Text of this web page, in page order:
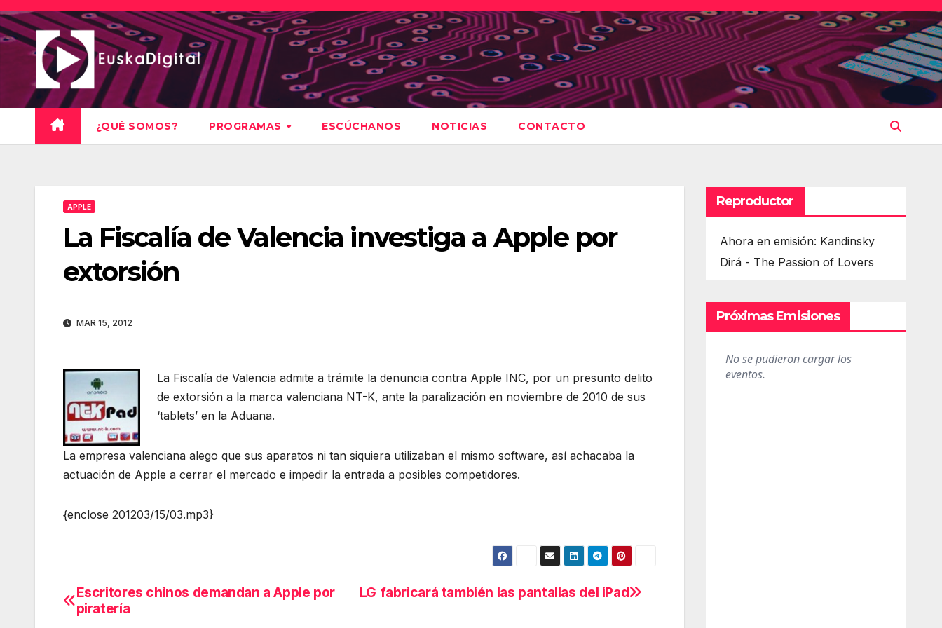
Saltar
al
contenido
¿QUÉ SOMOS? PROGRAMAS ESCÚCHANOS NOTICIAS CONTACTO
APPLE
La Fiscalía de Valencia investiga a Apple por
extorsión
MAR 15, 2012
La Fiscalía de Valencia admite a trámite la denuncia contra Apple INC, por un presunto delito
de extorsión a la marca valenciana NT-K, ante la paralización en noviembre de 2010 de sus
‘tablets’ en la Aduana.
La empresa valenciana alego que sus aparatos ni tan siquiera utilizaban el mismo software, así achacaba la
actuación de Apple a cerrar el mercado e impedir la entrada a posibles competidores.
{enclose 201203/15/03.mp3}
Navegación
LG fabricará también las pantallas del iPad
Escritores chinos demandan a Apple por
piratería
Reproductor
Ahora en emisión: Kandinsky
Dirá - The Passion of Lovers
Próximas Emisiones